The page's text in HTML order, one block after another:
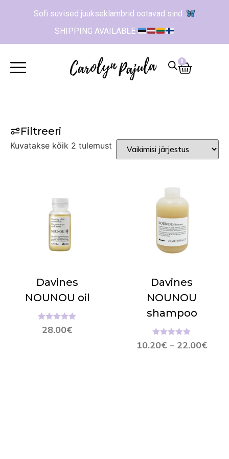
Sofi suvised juukseklambrid ootavad sind.
SHIPPING AVAILABLE
0
Filtreeri
Kuvatakse kõik 2 tulemust
Davines
NOUNOU oil
28.00€
Hinnanguga
5.00/ 5
Davines
NOUNOU
shampoo
10.20€ – 22.00€
Hinnanguga
5.00
/ 5